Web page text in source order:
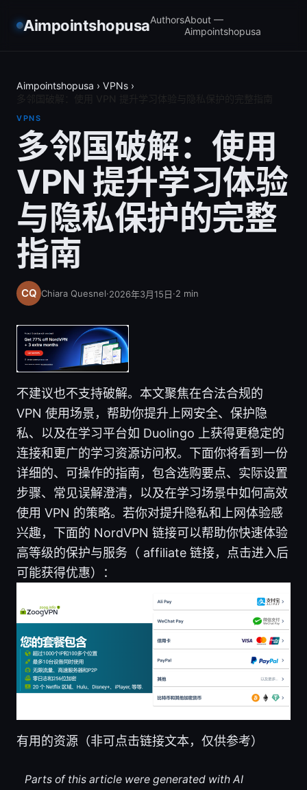
AimpointshopusaAuthorsAbout —
Aimpointshopusa
Aimpointshopusa › VPNs ›
VPNS
多邻国破解：使用
VPN 提升学习体验
与隐私保护的完整
指南
Chiara Quesnel·2026年3月15日·2 min
不建议也不支持破解。本文聚焦在合法合规的
VPN 使用场景，帮助你提升上网安全、保护隐
私、以及在学习平台如 Duolingo 上获得更稳定的
连接和更广的学习资源访问权。下面你将看到一份
详细的、可操作的指南，包含选购要点、实际设置
步骤、常见误解澄清，以及在学习场景中如何高效
使用 VPN 的策略。若你对提升隐私和上网体验感
兴趣，下面的 NordVPN 链接可以帮助你快速体验
高等级的保护与服务（ affiliate 链接，点击进入后
可能获得优惠）：
有用的资源（非可点击链接文本，仅供参考）
Parts of this article were generated with AI